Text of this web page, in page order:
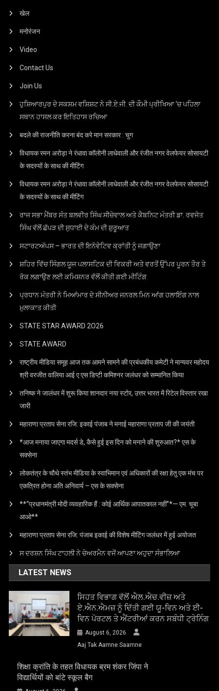
खेल
मनोरंजन
Video
Contact Us
Join Us
ਹੁਸ਼ਿਆਰਪੁਰ ਦੇ ਸਕਸ਼ਮ ਵਸ਼ਿਸ਼ਟ ਨੇ ਸੀ.ਏ.ਜੀ. ਦੀ ਕੌਮੀ ਪ੍ਰੀਖਿਆ ‘ਚ ਪਹਿਲਾ
ਸਥਾਨ ਹਾਸਲ ਕਰ ਇਤਿਹਾਸ ਰਚਿਆ
बदले की राजनीति करना बंद करे मान सरकार : चुग
विधायक रमन अरोड़ा ने रंधावा कॉलोनी लाधेवाली और रंजीत नगर वेलफेयर सोसायटी
के सदस्यों के साथ की मीटिंग
विधायक रमन अरोड़ा ने रंधावा कॉलोनी लाधेवाली और रंजीत नगर वेलफेयर सोसायटी
के सदस्यों के साथ की मीटिंग
ਰਾਜ ਸਭਾ ਮੈਂਬਰ ਸੰਤ ਬਲਵੀਰ ਸਿੰਘ ਸੀਚੇਵਾਲ ਅਤੇ ਕੈਬਨਿਟ ਮੰਤਰੀ ਡਾ. ਰਵਜੋਤ
ਸਿੰਘ ਵੱਲੋਂ ਛੱਪੜ ਦੀ ਸੁਧਾਈ ਦੇ ਕੰਮ ਦੀ ਸ਼ੁਰੂਆਤ
ਸਟਾਰਟਅੱਪਸ – ਭਾਰਤ ਦੀ ਇਨੋਵੇਟਿਵ ਕ੍ਰਾਂਤੀ ਨੂੰ ਜਗਾਉਣਾ
ਸ਼ਹਿਰ ਵਿੱਚ ਸਿੰਗਲ ਯੂਜ ਪਲਾਸਟਿਕ ਦੀ ਵਿਕਰੀ ਅਤੇ ਵਰਤੋਂ ਉੱਪਰ ਪੂਰਨ ਤੌਰ ਤੇ
ਰੋਕ ਲਗਾਉਣ ਲਈ ਕਮਿਸ਼ਨਰ ਵੱਲੋਂ ਕੀਤੀ ਗਈ ਮੀਟਿੰਗ
ਪ੍ਰਧਾਨ ਮੰਤਰੀ ਨੇ ਮਿਆਂਮਾਰ ਦੇ ਸੀਨੀਅਰ ਜਨਰਲ ਮਿਨ ਆਂਗ ਹਲਾਇੰਗ ਨਾਲ
ਮੁਲਾਕਾਤ ਕੀਤੀ
STATE STAR AWARD 2O26
STATE AWARD
राष्ट्रीय मीडिया समूह आज तक आमने सामने की प्रबंधकीय कमेटी ने मान्यवर महोदय
श्री वरजीत वालिया आई ए एस डिप्टी कमिश्नर जलंधर को सम्मानित किया
तनिष्क ने जालंधर में शुरू किया शानदार नया स्टोर, उत्तर भारत में रिटेल विस्तार रखा
जारी
महाराणा प्रताप सेना रजि: इकाई पंजाब ने मनाई महाराणा प्रताप जी की जयंती
*आज मनाया जाएगा मदर्स डे, कैसे हुई इस दिन को मनाने की शुरुआत?* एस के
सक्सेना
लोकतंत्र के चौथे स्तंभ मीडिया के स्वाभिमान एवं अधिकारों की रक्षा हेतु एक मंच पर
एकत्रित होना अति अनिवार्य – एस के सक्सेना
**“प्रधानमंत्री मोदी व्यवहारिक हैं : कोई आर्थिक आपातकाल नहीं”*— एम. चूबा
आओ**
महाराणा प्रताप सेना रजि: पंजाब इकाई की विशेष मीटिंग जलंधर में हुई अयोजत
ਸ ਦਰਸ਼ਨ ਸਿੰਘ ਟਾਹਲੀ ਨੇ ਚੇਅਰਮੈਨ ਵਜੋਂ ਆਪਣਾ ਅਹੁਦਾ ਸੰਭਾਲਿਆ
LATEST NEWS
ਸਿਹਤ ਵਿਭਾਗ ਵੱਲੋਂ ਐਲ.ਐਚ.ਵੀਜ਼ ਅਤੇ
ਏ.ਐਨ.ਐਮਜ਼ ਨੂੰ ਦਿੱਤੀ ਗਈ ਯੂ-ਵਿਨ ਅਤੇ ਈ-
ਵਿਨ ਪੋਰਟਲ ਤੇ ਐਂਟਰੀਆਂ ਕਰਨ ਸਬੰਧੀ ਟ੍ਰੇਨਿੰਗ
August 6, 2026
Aaj Tak Aamne Saamne
शिक्षा क्रांति के तहत विधायक ब्रम शंकर जिंपा ने
विद्यार्थियों को बांटे स्कूल बैग